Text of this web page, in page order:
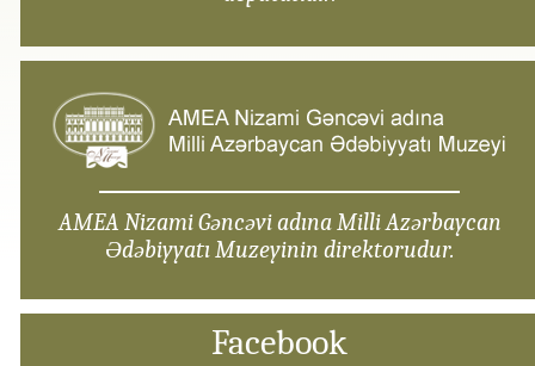
AMEA Nizami Gəncəvi adına Milli Azərbaycan
Ədəbiyyatı Muzeyinin direktorudur.
Facebook